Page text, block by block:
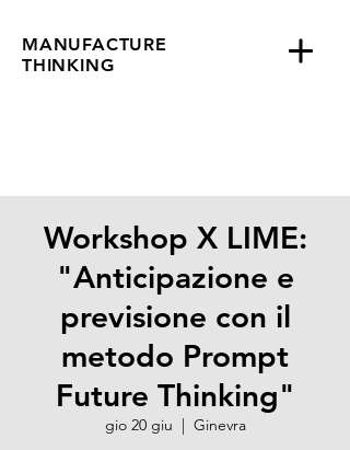
MANUFACTURE
THINKING
Workshop X LIME:
"Anticipazione e
previsione con il
metodo Prompt
Future Thinking"
gio 20 giu
  |
Ginevra